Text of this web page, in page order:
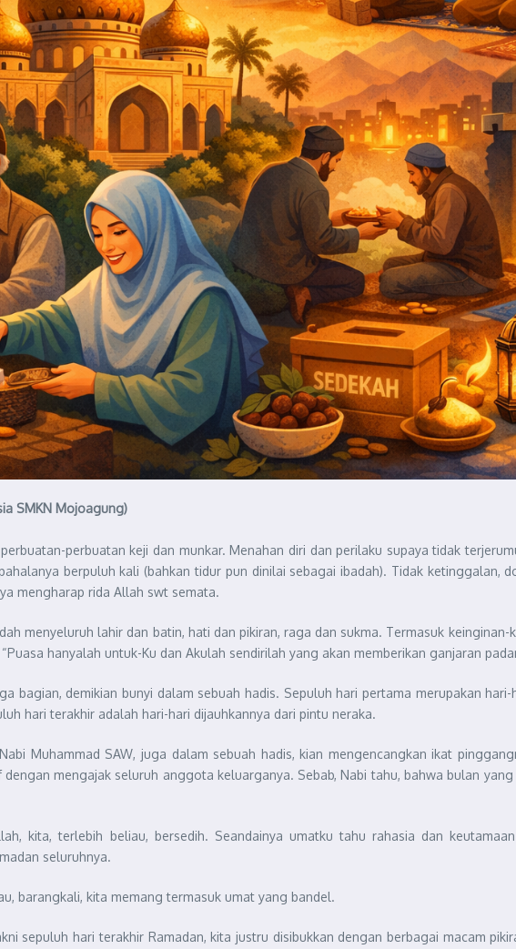
SMKN Mojoagung)
perbuatan keji dan munkar. Menahan diri dan perilaku supaya tidak
berpuluh kali (bahkan tidur pun dinilai sebagai ibadah). Tidak ketinggalan,
mengharap rida Allah swt semata.
menyeluruh lahir dan batin, hati dan pikiran, raga dan sukma. Termasuk
hanyalah untuk-Ku dan Akulah sendirilah yang akan memberikan ganjaran
bagian, demikian bunyi dalam sebuah hadis. Sepuluh hari pertama merupakan
hari terakhir adalah hari-hari dijauhkannya dari pintu neraka.
Muhammad SAW, juga dalam sebuah hadis, kian mengencangkan ikat
mengajak seluruh anggota keluarganya. Sebab, Nabi tahu, bahwa bulan
kita, terlebih beliau, bersedih. Seandainya umatku tahu rahasia dan
seluruhnya.
barangkali, kita memang termasuk umat yang bandel.
sepuluh hari terakhir Ramadan, kita justru disibukkan dengan berbagai macam